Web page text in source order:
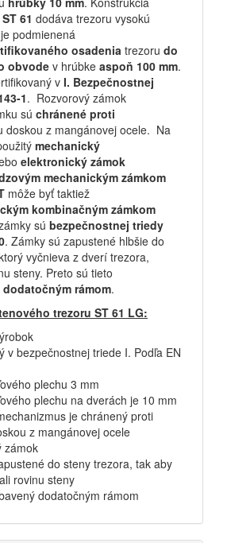
ST 61 dodáva trezoru vysokú
podmienená
osadeniatrezoru do
obvodev hrúbke aspoň 100 mm.
vI. Bezpečnostnej
1. Rozvorový zámok
sú chránené proti
doskou z mangánovej ocele. Na
mechanický
elektronický zámok
mechanickým zámkom
môže byť taktiež
kombinačným zámkom
sú bezpečnostnej triedy
. Zámky sú zapustené hlbšie do
vyčnieva z dverí trezora,
steny. Preto sú tieto
rámom.
trezoru ST 61 LG:
v bezpečnostnej triede I. Podľa EN
plechu 3 mm
plechu na dverách je 10 mm
je chránený proti
z mangánovej ocele
zámok
do steny trezora, tak aby
rovinu steny
dodatočným rámom